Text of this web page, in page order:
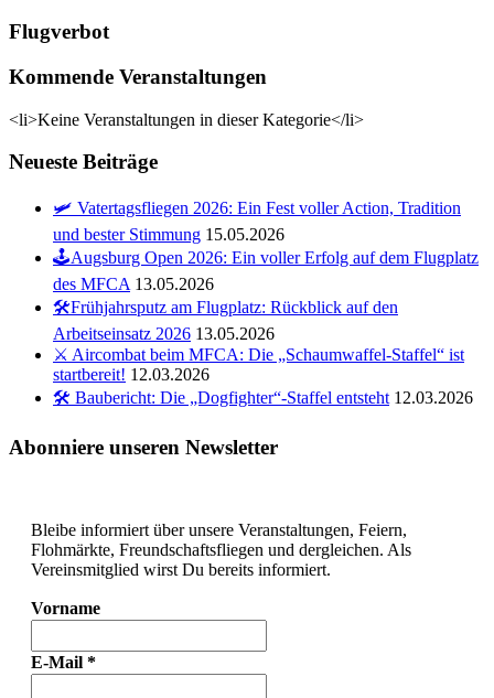
Flugverbot
Kommende Veranstaltungen
<li>Keine Veranstaltungen in dieser Kategorie</li>
Neueste Beiträge
🛩️ Vatertagsfliegen 2026: Ein Fest voller Action, Tradition
und bester Stimmung 15.05.2026
🕹️Augsburg Open 2026: Ein voller Erfolg auf dem Flugplatz
des MFCA 13.05.2026
🛠️Frühjahrsputz am Flugplatz: Rückblick auf den
Arbeitseinsatz 2026 13.05.2026
⚔️ Aircombat beim MFCA: Die „Schaumwaffel-Staffel“ ist
startbereit! 12.03.2026
🛠️ Baubericht: Die „Dogfighter“-Staffel entsteht 12.03.2026
Abonniere unseren Newsletter
Bleibe informiert über unsere Veranstaltungen, Feiern,
Flohmärkte, Freundschaftsfliegen und dergleichen. Als
Vereinsmitglied wirst Du bereits informiert.
Vorname
E-Mail *